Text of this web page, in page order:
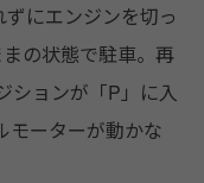
にエンジンを切っ
の状態で駐車。再
ションが「P」に入
モーターが動かな